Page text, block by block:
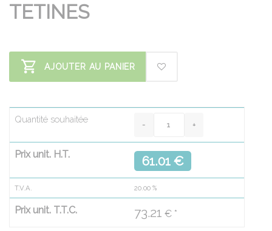
TETINES
AJOUTER AU PANIER
Quantité souhaitée
Prix unit. H.T. 61.01 €
T.V.A. 20.00 %
Prix unit. T.T.C. 73.21 € *